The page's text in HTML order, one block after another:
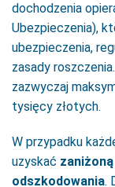
dochodzenia
Ubezpieczenia),
ubezpieczenia,
zasady
zazwyczaj
tysięcy złotych.
W przypadku
uzyskać zaniżoną
odszkodowania.